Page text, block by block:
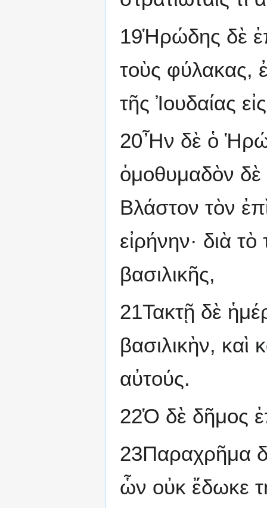
19Ἡρώδης δὲ
τοὺς φύλακας,
τῆς Ἰουδαίας
20Ἦν δὲ ὁ
ὁμοθυμαδὸν δὲ
Βλάστον τὸν
εἰρήνην· διὰ
βασιλικῆς,
21Τακτῇ δὲ
βασιλικὴν, καὶ
αὐτούς.
22Ὁ δὲ δῆμος
23Παραχρῆμα
ὧν οὐκ ἔδωκε